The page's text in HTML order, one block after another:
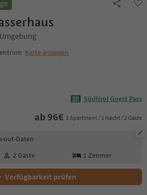
Karte anzeigen
Südtirol Guest Pass
ab 96€ 1 Apartment / 1 Nacht / 2 Gäste
out-Daten
2 Gäste 1 Zimmer
Verfügbarkeit prüfen